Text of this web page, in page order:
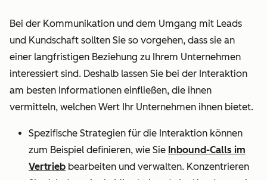
Bei der Kommunikation und dem Umgang mit Leads
und Kundschaft sollten Sie so vorgehen, dass sie an
einer langfristigen Beziehung zu Ihrem Unternehmen
interessiert sind. Deshalb lassen Sie bei der Interaktion
am besten Informationen einfließen, die ihnen
vermitteln, welchen Wert Ihr Unternehmen ihnen bietet.
Spezifische Strategien für die Interaktion können
zum Beispiel definieren, wie Sie Inbound-Calls im
Vertrieb bearbeiten und verwalten. Konzentrieren